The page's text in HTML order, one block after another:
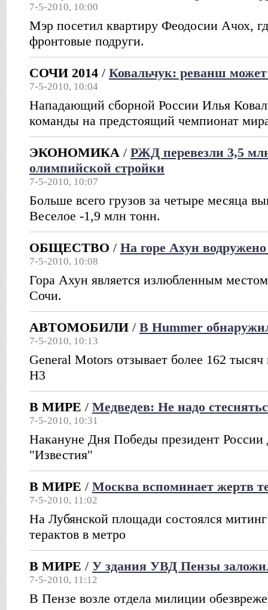
7-5-2010, 10:00
Мэр посетил квартиру Феодосии Ачох,
фронтовые подруги.
СОЧИ 2014 / Ковальчук: реванш
7-5-2010, 10:04
Нападающий сборной России Илья
команды на предстоящий чемпионат
ЭКОНОМИКА / РЖД перевезли 3,5
олимпийской стройки
7-5-2010, 10:07
Больше всего грузов за четыре месяца
Веселое -1,9 млн тонн.
ОБЩЕСТВО / На горе Ахун
7-5-2010, 10:08
Гора Ахун является излюбленным
Сочи.
АВТОМОБИЛИ / В Hummer
7-5-2010, 10:13
General Motors отзывает более 162
H3
В МИРЕ / Медведев: Не надо
7-5-2010, 10:31
Накануне Дня Победы президент России
"Известия"
В МИРЕ / Москва вспоминает жертв
7-5-2010, 11:02
На Лубянской площади состоялся
терактов в метро
В МИРЕ / У здания УВД Пензы
7-5-2010, 11:12
В Пензе возле отдела милиции